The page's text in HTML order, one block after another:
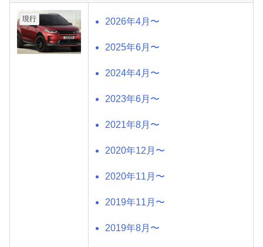
現行 2026年4月〜
2025年6月〜
2024年4月〜
2023年6月〜
2021年8月〜
2020年12月〜
2020年11月〜
2019年11月〜
2019年8月〜